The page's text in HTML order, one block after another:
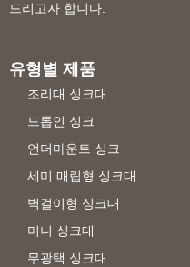
드리고자 합니다.
유형별 제품
조리대 싱크대
드롭인 싱크
언더마운트 싱크
세미 매립형 싱크대
벽걸이형 싱크대
미니 싱크대
무광택 싱크대